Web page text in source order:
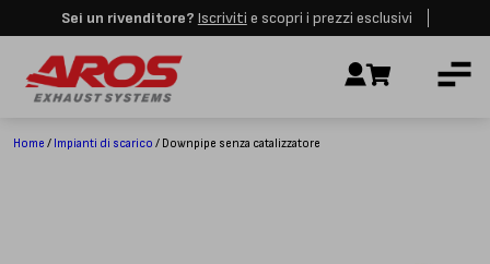
Sei un rivenditore? Iscriviti e scopri i prezzi esclusivi
IMPIANTI DI SCARICO
Home / Impianti di scarico / Downpipe senza catalizzatore
Aros rimarrà chiusa per le festività dall'8 al 23 Agosto. I nuovi ordini